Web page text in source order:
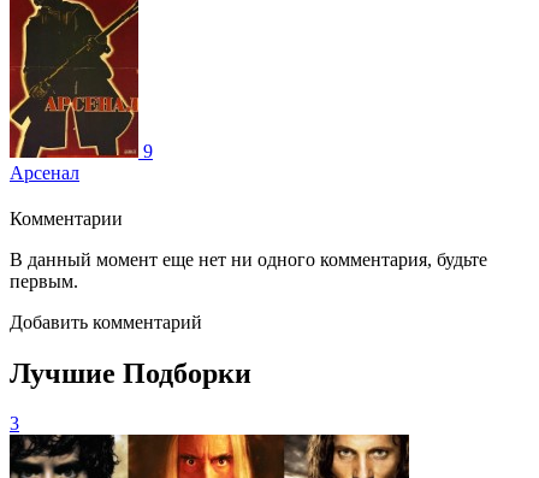
9
Арсенал
Комментарии
В данный момент еще нет ни одного комментария, будьте
первым.
Добавить комментарий
Лучшие Подборки
3